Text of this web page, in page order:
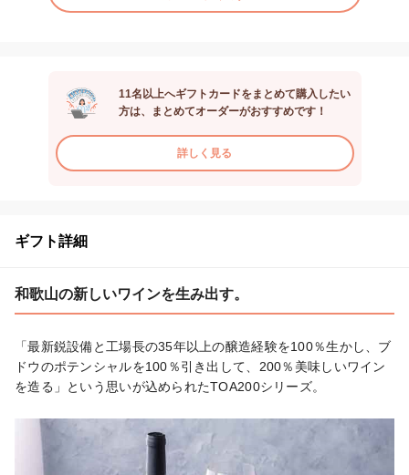
11名以上へギフトカードをまとめて購入したい
方は、まとめてオーダーがおすすめです！
詳しく見る
ギフト詳細
和歌山の新しいワインを生み出す。
「最新鋭設備と工場長の35年以上の醸造経験を100％生かし、ブ
ドウのポテンシャルを100％引き出して、200％美味しいワイン
を造る」という思いが込められたTOA200シリーズ。